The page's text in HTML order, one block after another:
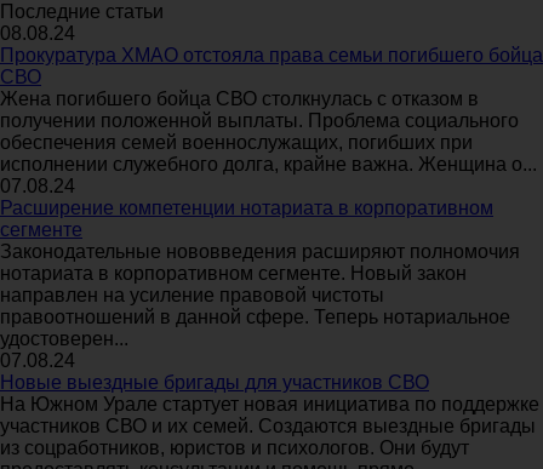
Последние статьи
08.08.24
Прокуратура ХМАО отстояла права семьи погибшего бойца
СВО
Жена погибшего бойца СВО столкнулась с отказом в
получении положенной выплаты. Проблема социального
обеспечения семей военнослужащих, погибших при
исполнении служебного долга, крайне важна. Женщина о...
07.08.24
Расширение компетенции нотариата в корпоративном
сегменте
Законодательные нововведения расширяют полномочия
нотариата в корпоративном сегменте. Новый закон
направлен на усиление правовой чистоты
правоотношений в данной сфере. Теперь нотариальное
удостоверен...
07.08.24
Новые выездные бригады для участников СВО
На Южном Урале стартует новая инициатива по поддержке
участников СВО и их семей. Создаются выездные бригады
из соцработников, юристов и психологов. Они будут